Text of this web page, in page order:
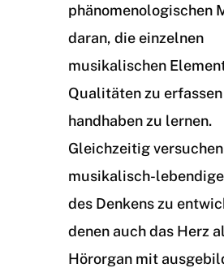
phänomenologischen
daran, die einzelnen
musikalischen
Qualitäten zu
handhaben zu lernen.
Gleichzeitig
musikalisch-
des Denkens zu
denen auch das Herz
Hörorgan mit